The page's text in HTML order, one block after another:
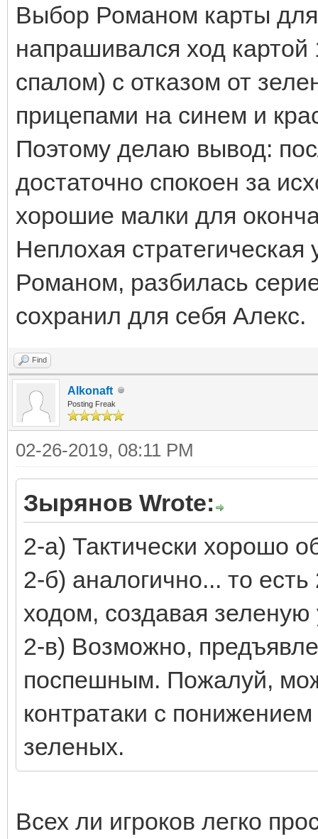
Выбор Романом карты
напрашивался ход
спалом) с отказом от
прицепами на синем и
Поэтому делаю вывод:
достаточно спокоен за
хорошие малки для
Неплохая стратегическая
Романом, разбилась
сохранил для себя Алекс.
Find
Alkonaft
Posting Freak
02-26-2019, 08:11 PM
Зырянов Wrote:
2-а) Тактически хорошо
2-б) аналогично... то
ходом, создавая зеленую
2-в) Возможно,
поспешным. Пожалуй,
контратаки с
зеленых.
Всех ли игроков легко